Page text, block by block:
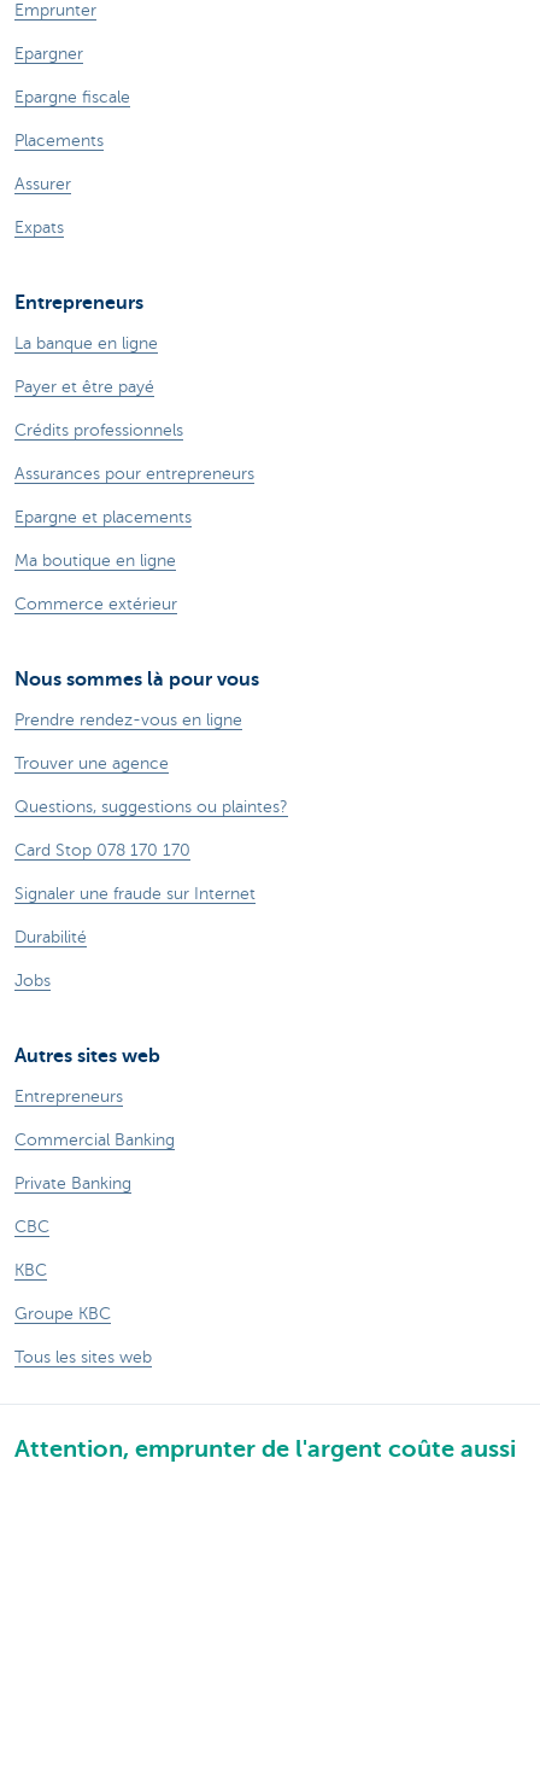
Emprunter
Epargner
Epargne fiscale
Placements
Assurer
Expats
Entrepreneurs
La banque en ligne
Payer et être payé
Crédits professionnels
Assurances pour entrepreneurs
Epargne et placements
Ma boutique en ligne
Commerce extérieur
Nous sommes là pour vous
Prendre rendez-vous en ligne
Trouver une agence
Questions, suggestions ou plaintes?
Card Stop 078 170 170
Signaler une fraude sur Internet
Durabilité
Jobs
Autres sites web
Entrepreneurs
Commercial Banking
Private Banking
CBC
KBC
Groupe KBC
Tous les sites web
Attention, emprunter de l'argent coûte aussi